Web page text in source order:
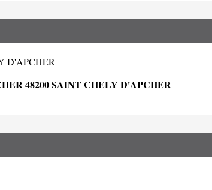
D'APCHER
48200 SAINT CHELY D'APCHER